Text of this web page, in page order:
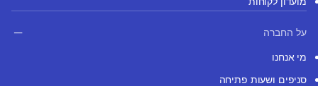
על החברה
מי אנחנו
סניפים ושעות פתיחה